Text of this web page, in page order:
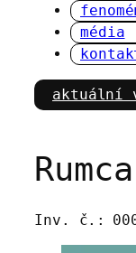
média
aktuální
Inv. č.: